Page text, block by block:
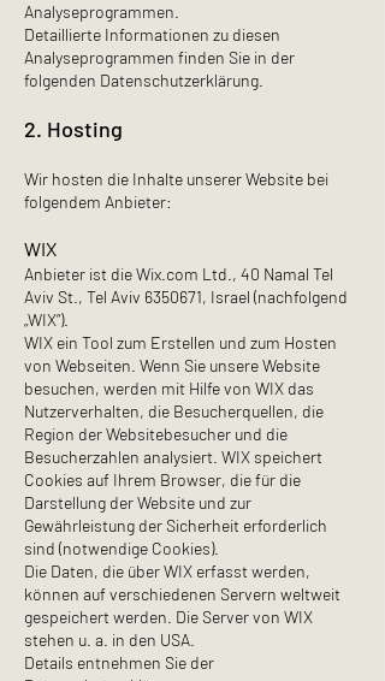
Analyseprogrammen.
Detaillierte Informationen zu diesen
Analyseprogrammen finden Sie in der
folgenden Datenschutzerklärung.
2. Hosting
Wir hosten die Inhalte unserer Website bei
folgendem Anbieter:
WIX
Anbieter ist die Wix.com Ltd., 40 Namal Tel
Aviv St., Tel Aviv 6350671, Israel (nachfolgend
„WIX“).
WIX ein Tool zum Erstellen und zum Hosten
von Webseiten. Wenn Sie unsere Website
besuchen, werden mit Hilfe von WIX das
Nutzerverhalten, die Besucherquellen, die
Region der Websitebesucher und die
Besucherzahlen analysiert. WIX speichert
Cookies auf Ihrem Browser, die für die
Darstellung der Website und zur
Gewährleistung der Sicherheit erforderlich
sind (notwendige Cookies).
Die Daten, die über WIX erfasst werden,
können auf verschiedenen Servern weltweit
gespeichert werden. Die Server von WIX
stehen u. a. in den USA.
Details entnehmen Sie der